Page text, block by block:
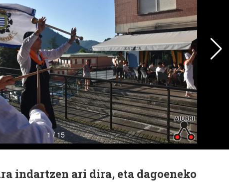
indartzen ari dira, eta dagoeneko